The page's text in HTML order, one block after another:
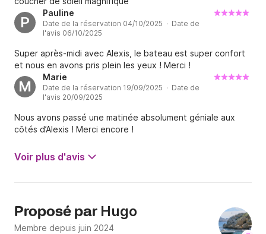
P
Pauline
Date de la réservation 04/10/2025 · Date de
l'avis 06/10/2025
Super après-midi avec Alexis, le bateau est super confort
et nous en avons pris plein les yeux ! Merci !
M
Marie
Date de la réservation 19/09/2025 · Date de
l'avis 20/09/2025
Nous avons passé une matinée absolument géniale aux
côtés d’Alexis ! Merci encore !
Voir plus d'avis
Proposé par Hugo
Membre depuis juin 2024